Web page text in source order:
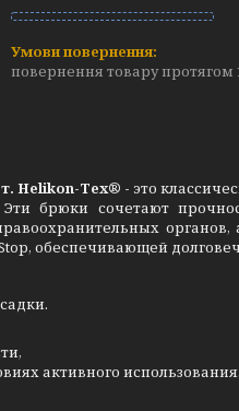
повернення товару протягом
Helikon-Tex® - это
брюки сочетают
органов,
обеспечивающей
активного использования.